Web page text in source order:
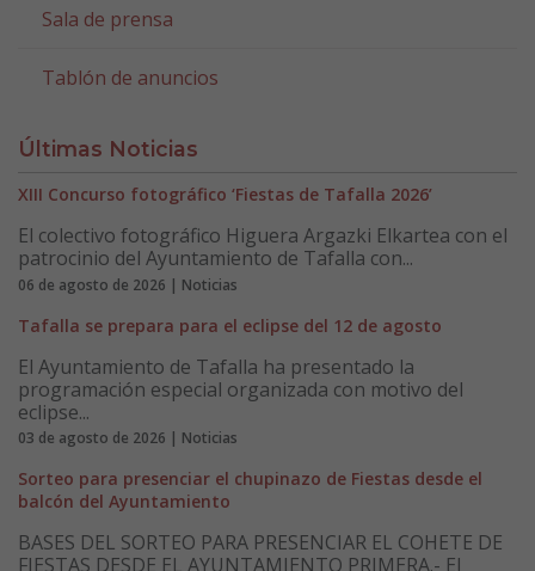
Sala de prensa
Tablón de anuncios
Últimas Noticias
XIII Concurso fotográfico ‘Fiestas de Tafalla 2026’
El colectivo fotográfico Higuera Argazki Elkartea con el
patrocinio del Ayuntamiento de Tafalla con...
06 de agosto de 2026 | Noticias
Tafalla se prepara para el eclipse del 12 de agosto
El Ayuntamiento de Tafalla ha presentado la
programación especial organizada con motivo del
eclipse...
03 de agosto de 2026 | Noticias
Sorteo para presenciar el chupinazo de Fiestas desde el
balcón del Ayuntamiento
BASES DEL SORTEO PARA PRESENCIAR EL COHETE DE
FIESTAS DESDE EL AYUNTAMIENTO PRIMERA.- El